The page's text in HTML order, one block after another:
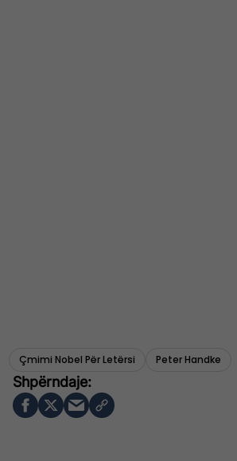
Çmimi Nobel Për Letërsi Peter Handke